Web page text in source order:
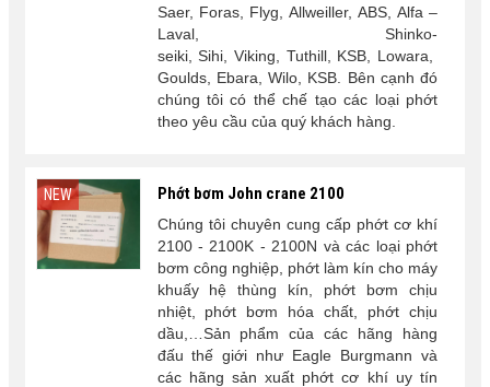
Saer, Foras, Flyg, Allweiller, ABS, Alfa –
Laval, Shinko-
seiki, Sihi, Viking, Tuthill, KSB, Lowara,
Goulds, Ebara, Wilo, KSB. Bên cạnh đó
chúng tôi có thể chế tạo các loại phớt
theo yêu cầu của quý khách hàng.
NEW Phớt bơm John crane 2100
Chúng tôi chuyên cung cấp phớt cơ khí
2100 - 2100K - 2100N và các loại phớt
bơm công nghiệp, phớt làm kín cho máy
khuấy hệ thùng kín, phớt bơm chịu
nhiệt, phớt bơm hóa chất, phớt chịu
dầu,…Sản phẩm của các hãng hàng
đấu thế giới như Eagle Burgmann và
các hãng sản xuất phớt cơ khí uy tín